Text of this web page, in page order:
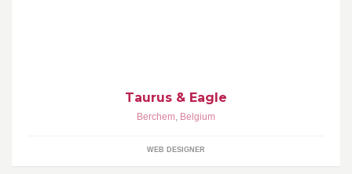
Taurus & Eagle
Berchem, Belgium
WEB DESIGNER